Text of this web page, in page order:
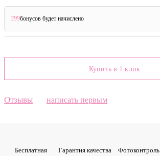
399бонусов будет начислено
Купить в 1 клик
Отзывы написать первым
Бесплатная
Гарантия качества Фото­контроль